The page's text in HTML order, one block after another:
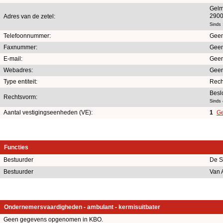
Adres van de zetel:
Sinds
Telefoonnummer:
Faxnummer:
E-mail:
Webadres:
Type entiteit:
Rechtsvorm:
Sinds
Aantal vestigingseenheden (VE): 1
Functies
Bestuurder
De
Bestuurder
Van
Ondernemersvaardigheden - ambulant - kermisuitbater
Geen gegevens opgenomen in KBO.